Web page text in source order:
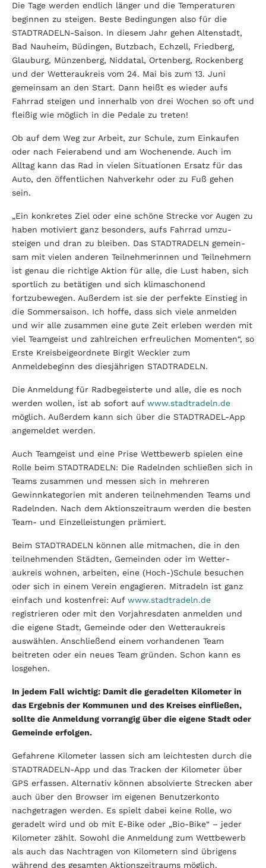
Die Tage werden endlich länger und die Temperaturen
beginnen zu steigen. Beste Bedingungen also für die
STADTRADELN-Saison. In diesem Jahr gehen Alten­stadt,
Bad Nauheim, Büdingen, Butzbach, Echzell, Fried­berg,
Glauburg, Münzenberg, Niddatal, Ortenberg, Rockenberg
und der Wetteraukreis vom 24. Mai bis zum 13. Juni
gemeinsam an den Start. Dann heißt es wieder aufs
Fahrrad steigen und innerhalb von drei Wochen so oft und
fleißig wie möglich in die Pedale zu treten!
Ob auf dem Weg zur Arbeit, zur Schule, zum Einkaufen
oder nach Feierabend und am Wochenende. Auch im
Alltag kann das Rad in vielen Situationen Ersatz für das
Auto, den öffentlichen Nahverkehr oder zu Fuß gehen
sein.
„Ein konkretes Ziel oder eine schöne Strecke vor Augen zu
haben motiviert ganz besonders, aufs Fahrrad umzu­
steigen und dran zu bleiben. Das STADTRADELN gemein­
sam mit vielen anderen Teilnehmerinnen und Teilneh­mern
ist genau die richtige Aktion für alle, die Lust haben, sich
sportlich zu betätigen und sich klimaschonend
fortzubewegen. Außerdem ist sie der perfekte Einstieg in
die Sommersaison. Ich hoffe, dass sich viele anmelden
und wir alle zusammen eine gute Zeit erleben werden mit
viel Teamgeist und zahlreichen erfreulichen Momenten“, so
Erste Kreisbeigeordnete Birgit Weckler zum
Anmeldebeginn des diesjährigen STADTRADELN.
Die Anmeldung für Radbegeisterte und alle, die es noch
werden wollen, ist ab sofort auf www.stadtradeln.de
möglich. Außerdem kann sich über die STADTRADEL-App
angemeldet werden.
Auch Teamgeist und eine Prise Wettbewerb spielen eine
Rolle beim STADTRADELN: Die Radelnden schließen sich in
Teams zusammen und messen sich in mehreren
Gewinnkategorien mit anderen teilnehmenden Teams und
Radelnden. Nach dem Aktionszeitraum werden die besten
Team- und Einzelleistungen prämiert.
Beim STADTRADELN können alle mitmachen, die in den
teilnehmenden Städten, Gemeinden oder im Wetter­
aukreis wohnen, arbeiten, eine (Hoch-)Schule besuchen
oder sich in einem Verein engagieren. Mitradeln ist ganz
einfach und kostenfrei: Auf www.stadtradeln.de
registrieren oder mit den Vorjahresdaten anmelden und
die eigene Stadt, Gemeinde oder den Wetteraukreis
auswählen. Anschließend einem vorhandenen Team
beitreten oder ein neues Team gründen. Schon kann es
losgehen.
In jedem Fall wichtig: Damit die geradelten Kilometer in
das Ergebnis der Kommunen und des Kreises einfließen,
sollte die Anmeldung vorrangig über die eigene Stadt oder
Gemeinde erfolgen.
Gefahrene Kilometer lassen sich am leichtesten durch die
STADTRADELN-App und das Tracken der Kilometer über
GPS erfassen. Alternativ können absolvierte Strecken aber
auch über den Browser im eigenen Benutzerkonto
nachgetragen werden. Es spielt dabei keine Rolle, wo
geradelt wird und ob mit E-Bike oder „Bio-Bike“ – jeder
Kilometer zählt. Sowohl die Anmel­dung zum Wettbewerb
als auch das Nachtragen von Kilometern sind übrigens
während des gesamten Aktionszeitraums möglich.